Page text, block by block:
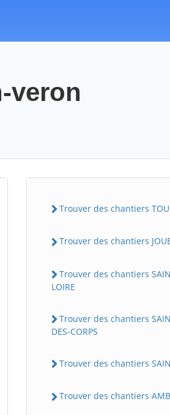
veron
Trouver des chantiers
Trouver des chantiers
Trouver des chantiers
LOIRE
Trouver des chantiers
DES-CORPS
Trouver des chantiers
Trouver des chantiers